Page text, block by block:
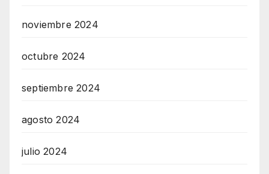
noviembre 2024
octubre 2024
septiembre 2024
agosto 2024
julio 2024